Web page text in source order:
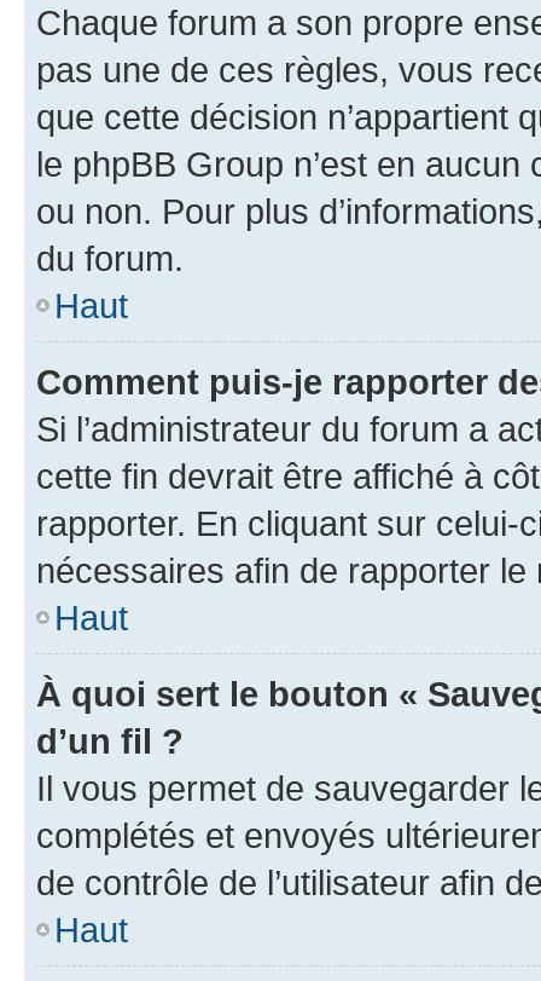
Chaque forum a son propre
pas une de ces règles, vous
que cette décision n’appartient
le phpBB Group n’est en
ou non. Pour plus
du forum.
Haut
Comment puis-je rapporter
Si l’administrateur du forum a
cette fin devrait être affiché à
rapporter. En cliquant sur
nécessaires afin de rapporter le
Haut
À quoi sert le bouton «
d’un fil ?
Il vous permet de sauvegarder
complétés et envoyés
de contrôle de l’utilisateur afin
Haut